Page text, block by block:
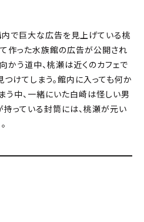
で巨大な広告を見上げている桃
作った水族館の広告が公開され
かう道中、桃瀬は近くのカフェで
けてしまう。館内に入っても何か
う中、一緒にいた白崎は怪しい男
持っている封筒には、桃瀬が元い